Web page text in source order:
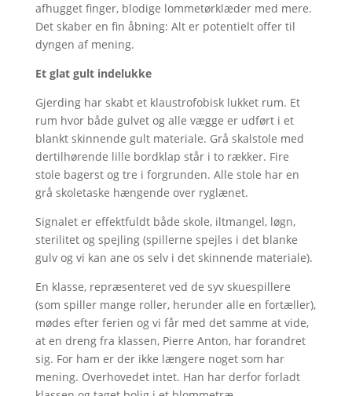
afhugget finger, blodige lommetørklæder med mere.
Det skaber en fin åbning: Alt er potentielt offer til
dyngen af mening.
Et glat gult indelukke
Gjerding har skabt et klaustrofobisk lukket rum. Et
rum hvor både gulvet og alle vægge er udført i et
blankt skinnende gult materiale. Grå skalstole med
dertilhørende lille bordklap står i to rækker. Fire
stole bagerst og tre i forgrunden. Alle stole har en
grå skoletaske hængende over ryglænet.
Signalet er effektfuldt både skole, iltmangel, løgn,
sterilitet og spejling (spillerne spejles i det blanke
gulv og vi kan ane os selv i det skinnende materiale).
En klasse, repræsenteret ved de syv skuespillere
(som spiller mange roller, herunder alle en fortæller),
mødes efter ferien og vi får med det samme at vide,
at en dreng fra klassen, Pierre Anton, har forandret
sig. For ham er der ikke længere noget som har
mening. Overhovedet intet. Han har derfor forladt